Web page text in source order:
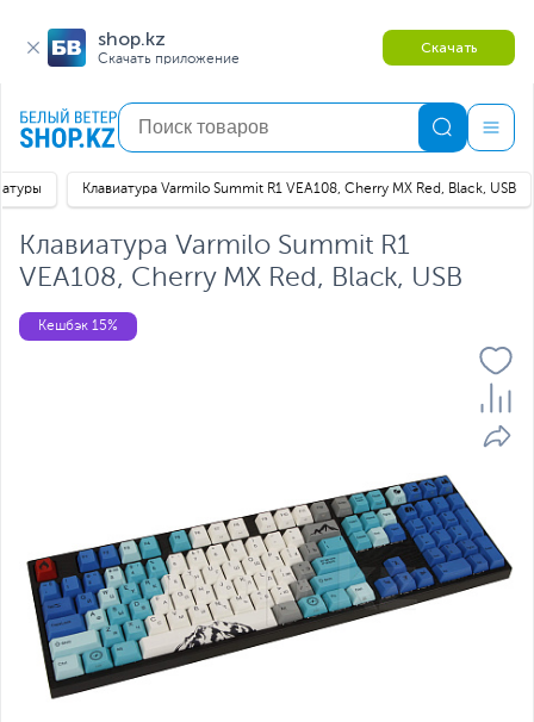
shop.kz
Скачать приложение
Скачать
Клавиатура Varmilo Summit R1 VEA108, Cherry MX Red, Black, USB
Клавиатура Varmilo Summit R1
VEA108, Cherry MX Red, Black, USB
Кешбэк 15%